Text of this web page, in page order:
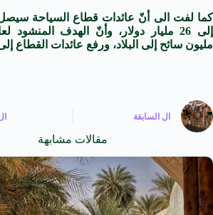
كما لفت الى أنّ عائدات قطاع السياحة سيصل
مليون سائح إلى البلاد، ورفع عائدات القطاع إلى 50 مليار
ال السابقة
مقالات مشابهة